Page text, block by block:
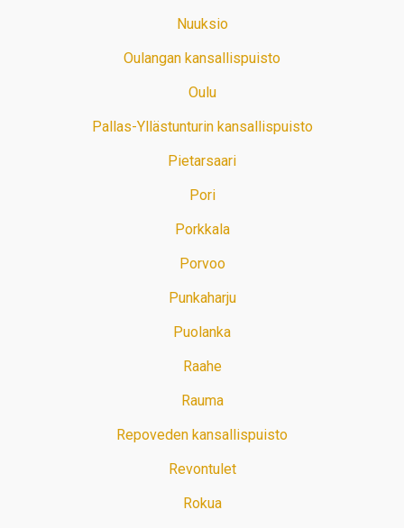
Nuuksio
Oulangan kansallispuisto
Oulu
Pallas-Yllästunturin kansallispuisto
Pietarsaari
Pori
Porkkala
Porvoo
Punkaharju
Puolanka
Raahe
Rauma
Repoveden kansallispuisto
Revontulet
Rokua